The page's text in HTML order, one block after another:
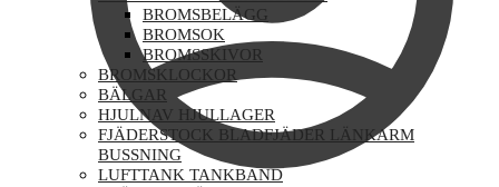
BROMSBELÄGG
BROMSOK
BROMSSKIVOR
BROMSKLOCKOR
BÄLGAR
HJULNAV HJULLAGER
FJÄDERSTOCK BLADFJÄDER LÄNKARM
BUSSNING
LUFTTANK TANKBAND